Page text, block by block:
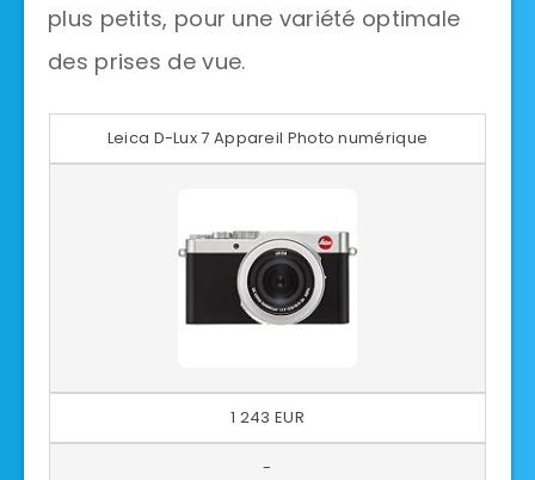
plus petits, pour une variété optimale
des prises de vue.
Leica D-Lux 7 Appareil Photo numérique
1 243 EUR
-